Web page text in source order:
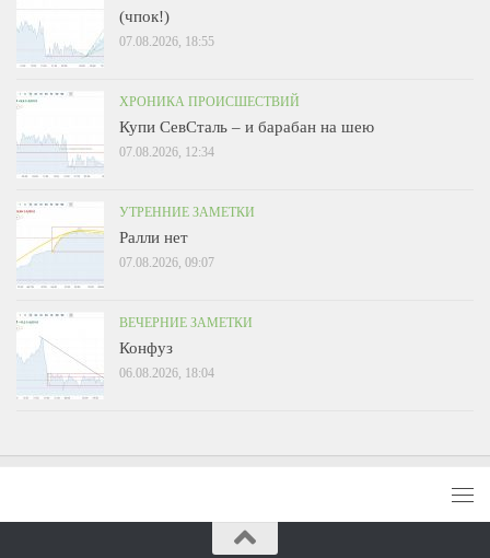
(чпок!)
07.08.2026, 18:55
ХРОНИКА ПРОИСШЕСТВИЙ
Купи СевСталь – и барабан на шею
07.08.2026, 12:34
УТРЕННИЕ ЗАМЕТКИ
Ралли нет
07.08.2026, 09:07
ВЕЧЕРНИЕ ЗАМЕТКИ
Конфуз
06.08.2026, 18:04